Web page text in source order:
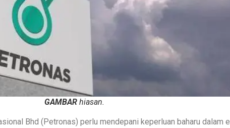
GAMBARhiasan.
Bhd (Petronas) perlu mendepani keperluan baharu dalam